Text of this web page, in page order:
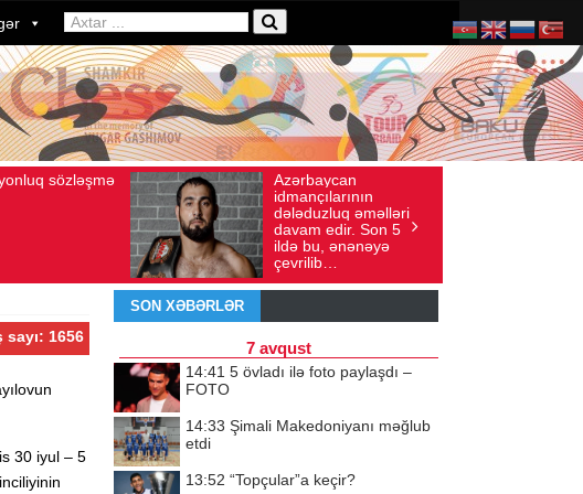
Azərbaycan
idmançılarının
dələduzluq əməlləri
davam edir. Son 5
ildə bu, ənənəyə
Baxış sayı: 136
Ad gününü vətənində
qeyd etməsə də,
ürəyi hər zaman
doğma yurdu ilə
döyünür
İyul 30, 2026
sayı: 1656
30 iyul – 5
SON XƏBƏRLƏR
7 avqust
14:41 5 övladı ilə foto paylaşdı –
FOTO
14:33 Şimali Makedoniyanı məğlub
etdi
13:52 “Topçular”a keçir?